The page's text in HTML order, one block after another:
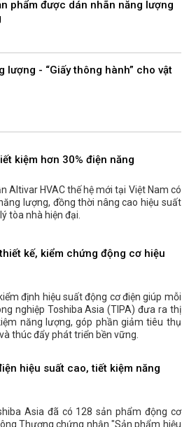
phẩm được dán nhãn năng lượng
lượng - “Giấy thông hành” cho vật
kiệm hơn 30% điện năng
Altivar HVAC thế hệ mới tại Việt Nam có
lượng, đồng thời nâng cao hiệu suất
tòa nhà hiện đại.
kế, kiểm chứng động cơ hiệu
định hiệu suất động cơ điện giúp mỗi
nghiệp Toshiba Asia (TIPA) đưa ra thị
năng lượng, góp phần giảm tiêu thụ
thúc đẩy phát triển bền vững.
hiệu suất cao, tiết kiệm năng
Asia đã có 128 sản phẩm động cơ